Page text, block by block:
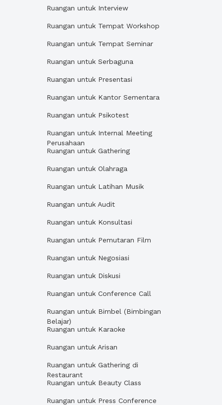
Ruangan untuk Interview
Ruangan untuk Tempat Workshop
Ruangan untuk Tempat Seminar
Ruangan untuk Serbaguna
Ruangan untuk Presentasi
Ruangan untuk Kantor Sementara
Ruangan untuk Psikotest
Ruangan untuk Internal Meeting
Perusahaan
Ruangan untuk Gathering
Ruangan untuk Olahraga
Ruangan untuk Latihan Musik
Ruangan untuk Audit
Ruangan untuk Konsultasi
Ruangan untuk Pemutaran Film
Ruangan untuk Negosiasi
Ruangan untuk Diskusi
Ruangan untuk Conference Call
Ruangan untuk Bimbel (Bimbingan
Belajar)
Ruangan untuk Karaoke
Ruangan untuk Arisan
Ruangan untuk Gathering di
Restaurant
Ruangan untuk Beauty Class
Ruangan untuk Press Conference